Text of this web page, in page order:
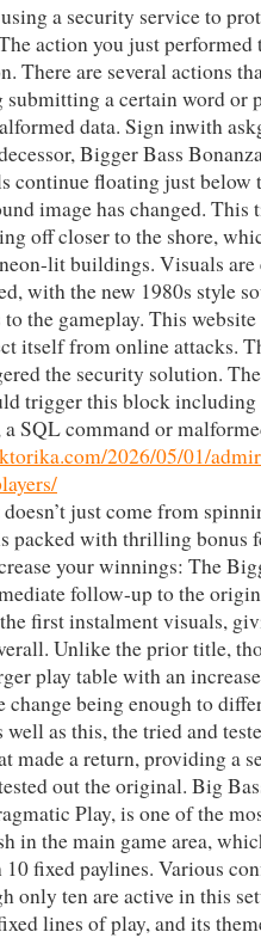
a security service to
action you just performed
There are several actions
a certain word or
data. Sign inwith
Bigger Bass
continue floating just below
image has changed. This
off closer to the shore,
lit buildings. Visuals
with the new 1980s style
the gameplay. This
itself from online attacks.
the security solution.
trigger this block
SQL command or
2026/05/01/
just come from
packed with thrilling bonus
your winnings: The
follow-up to the
first instalment visuals,
Unlike the prior title,
play table with an
being enough to
as this, the tried and
made a return, providing a
out the original. Big
Play, is one of the
in the main game area,
fixed paylines. Various
only ten are active in this
lines of play, and its